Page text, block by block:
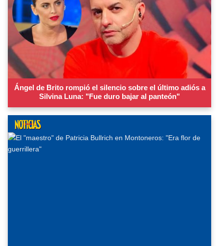
Ángel de Brito rompió el silencio sobre el último adiós a
Silvina Luna: "Fue duro bajar al panteón"